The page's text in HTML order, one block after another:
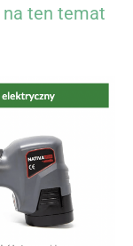
na ten temat